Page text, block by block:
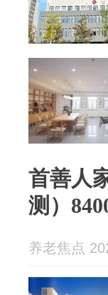
首善人
测）
养老焦点